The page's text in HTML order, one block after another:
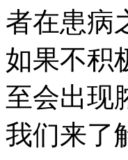
者在患病
如果不积
至会出现
我们来了